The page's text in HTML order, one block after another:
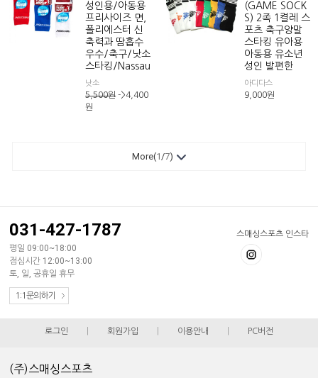
성인용/아동용
프리사이즈 면,
폴리에스터 신
축력과 땀흡수
우수/축구/낫소
스타킹/Nassau
낫소
5,500원->4,400
원
(GAME SOCK
S) 2족 1켤레 스
포츠 축구양말
스타킹 유아용
아동용 유소년
성인 발편한
아디다스
9,000원
More(1/7)
스매싱스포츠 인스타
031-427-1787
평일 09:00~18:00
점심시간 12:00~13:00
토, 일, 공휴일 휴무
1:1문의하기
로그인 회원가입 이용안내 PC버전
(주)스매싱스포츠